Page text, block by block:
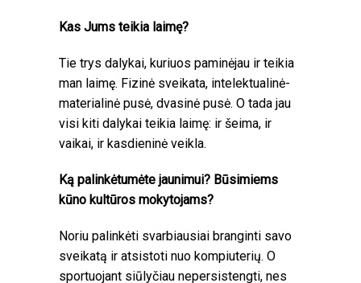
Kas Jums teikia laimę?
Tie trys dalykai, kuriuos paminėjau ir teikia
man laimę. Fizinė sveikata, intelektualinė-
materialinė pusė, dvasinė pusė. O tada jau
visi kiti dalykai teikia laimę: ir šeima, ir
vaikai, ir kasdieninė veikla.
Ką palinkėtumėte jaunimui? Būsimiems
kūno kultūros mokytojams?
Noriu palinkėti svarbiausiai branginti savo
sveikatą ir atsistoti nuo kompiuterių. O
sportuojant siūlyčiau nepersistengti, nes